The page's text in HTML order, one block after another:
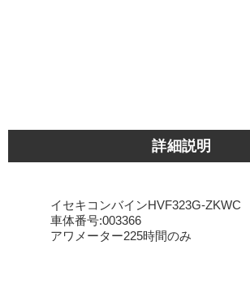
詳細説明
イセキコンバインHVF323G-ZKWC
車体番号:003366
アワメーター225時間のみ